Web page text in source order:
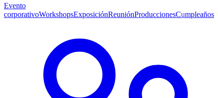
Evento
corporativoWorkshopsExposiciónReuniónProduccionesCumpleaños